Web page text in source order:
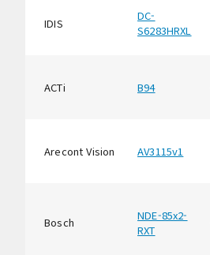
IDIS
DC-
S6283HRXL
ACTi B94
Arecont Vision AV3115v1
Bosch
NDE-85x2-
RXT